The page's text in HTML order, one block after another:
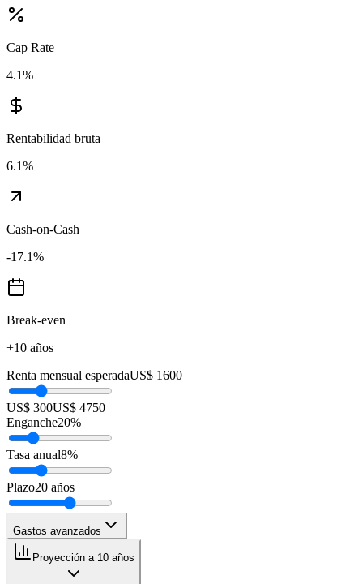
Cap Rate
4.1%
Rentabilidad bruta
6.1%
Cash-on-Cash
-17.1%
Break-even
+10 años
Renta mensual esperadaUS$ 1600
US$ 300US$ 4750
Enganche20%
Tasa anual8%
Plazo20 años
Gastos avanzados
Proyección a 10 años